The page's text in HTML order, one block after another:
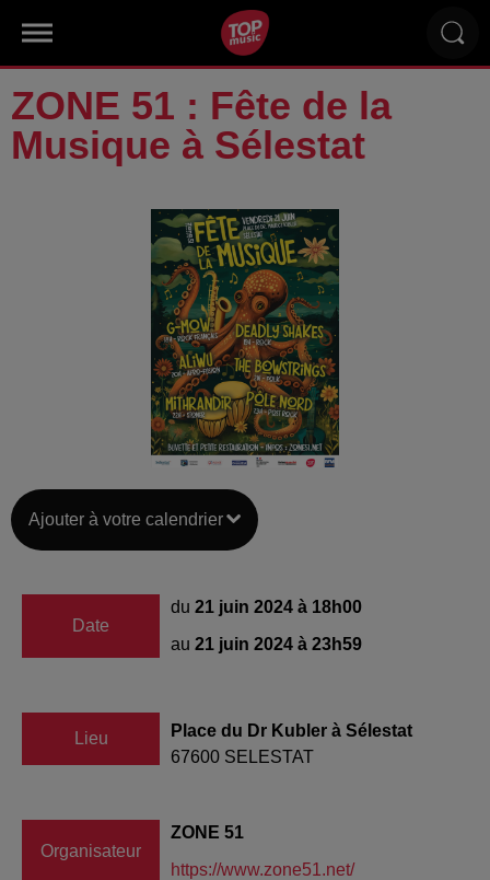
ZONE 51 : Fête de la
Musique à Sélestat
Ajouter à votre calendrier
Date
du 21 juin 2024 à 18h00
au 21 juin 2024 à 23h59
Lieu
Place du Dr Kubler à Sélestat
67600 SELESTAT
Organisateur
ZONE 51
https://www.zone51.net/